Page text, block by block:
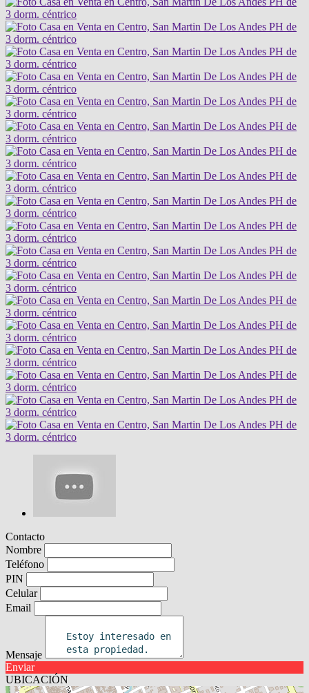
Contacto
Nombre
Teléfono
PIN
Celular
Email
Mensaje
Enviar
UBICACIÓN